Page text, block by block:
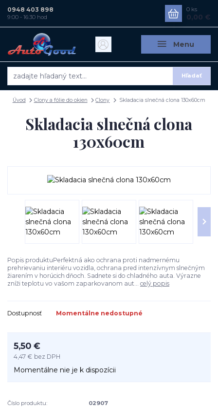
Menu
Hľadať
0948 403 898
9:00 - 16:30 hod
0 ks
0,00 €
Úvod Clony a fólie do okien Clony Skladacia slnečná clona 130x60cm
Skladacia slnečná clona
130x60cm
Popis produktuPerfektná ako ochrana proti nadmernému
prehrievaniu interiéru vozidla, ochrana pred intenzívnym slnečným
žiarením v horúcich dňoch. Sadnete si do chladného auta. Výrazne
zníži teplotu vo vašom zaparkovanom aut... celý popis
Dostupnosť Momentálne nedostupné
5,50 €
4,47 € bez DPH
Momentálne nie je k dispozícii
Číslo produktu:
02907